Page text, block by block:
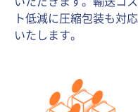
ト低減に圧縮包装も対応
いたします。